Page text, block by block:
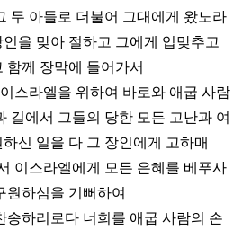
두 아들로 더불어 그대에게 왔노라
을 맞아 절하고 그에게 입맞추고
함께 장막에 들어가서
스라엘을 위하여 바로와 애굽 사람
길에서 그들의 당한 모든 고난과 여
신 일을 다 그 장인에게 고하매
이스라엘에게 모든 은혜를 베푸사
원하심을 기뻐하여
송하리로다 너희를 애굽 사람의 손